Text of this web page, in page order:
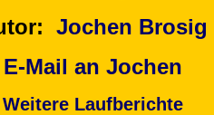
Jochen Brosig
E-Mail an Jochen
Weitere Laufberichte